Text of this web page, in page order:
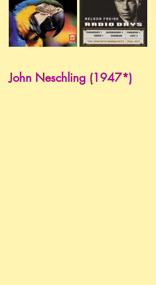
John Neschling (1947*)